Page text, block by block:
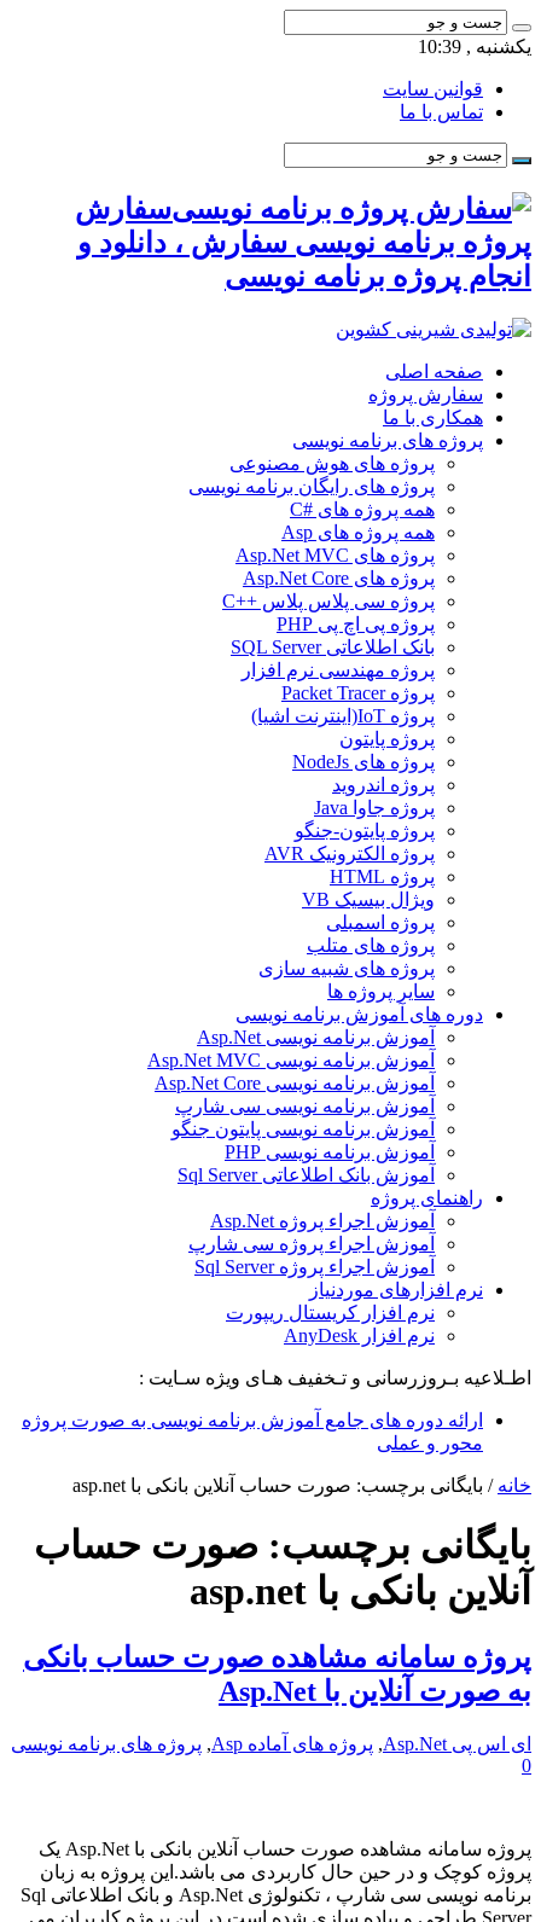
یکشنبه , 10:39
قوانین سایت
تماس با ما
سفارش
پروژه برنامه نویسی سفارش ، دانلود و
انجام پروژه برنامه نویسی
صفحه اصلی
سفارش پروژه
همکاری با ما
پروژه های برنامه نویسی
پروژه های هوش مصنوعی
پروژه های رایگان برنامه نویسی
همه پروژه های #C
همه پروژه های Asp
پروژه های Asp.Net MVC
پروژه های Asp.Net Core
پروژه سی پلاس پلاس ++C
پروژه پی اچ پی PHP
بانک اطلاعاتی SQL Server
پروژه مهندسی نرم افزار
پروژه Packet Tracer
پروژه IoT(اینترنت اشیا)
پروژه پایتون
پروژه های NodeJs
پروژه اندروید
پروژه جاوا Java
پروژه پایتون-جنگو
پروژه الکترونیک AVR
پروژه HTML
ویژال بیسیک VB
پروژه اسمبلی
پروژه های متلب
پروژه های شبیه سازی
سایر پروژه ها
دوره های آموزش برنامه نویسی
آموزش برنامه نویسی Asp.Net
آموزش برنامه نویسی Asp.Net MVC
آموزش برنامه نویسی Asp.Net Core
آموزش برنامه نویسی سی شارپ
آموزش برنامه نویسی پایتون جنگو
آموزش برنامه نویسی PHP
آموزش بانک اطلاعاتی Sql Server
راهنمای پروژه
آموزش اجراء پروژه Asp.Net
آموزش اجراء پروژه سی شارپ
آموزش اجراء پروژه Sql Server
نرم افزارهای موردنیاز
نرم افزار کریستال ریپورت
نرم افزار AnyDesk
اطـلاعیه بـروزرسانی و تـخفیف هـای ویژه سـایت :
ارائه دوره های جامع آموزش برنامه نویسی به صورت پروژه
محور و عملی
خانه / بایگانی برچسب: صورت حساب آنلاین بانکی با asp.net
بایگانی برچسب: صورت حساب
آنلاین بانکی با asp.net
پروژه سامانه مشاهده صورت حساب بانکی
به صورت آنلاین با Asp.Net
ای اس پی Asp.Net , پروژه های آماده Asp , پروژه های برنامه نویسی
0
پروژه سامانه مشاهده صورت حساب آنلاین بانکی با Asp.Net یک
پروژه کوچک و در حین حال کاربردی می باشد.این پروژه به زبان
برنامه نویسی سی شارپ ، تکنولوژی Asp.Net و بانک اطلاعاتی Sql
Server طراحی و پیاده سازی شده است.در این پروژه کاربران می